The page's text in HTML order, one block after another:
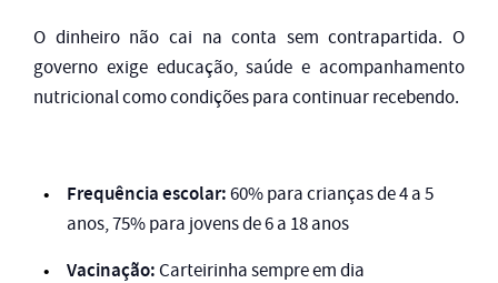
O dinheiro não cai na conta sem contrapartida. O
governo exige educação, saúde e acompanhamento
nutricional como condições para continuar recebendo.
Frequência escolar:60% para crianças de 4 a 5
anos, 75% para jovens de 6 a 18 anos
Vacinação:Carteirinha sempre em dia